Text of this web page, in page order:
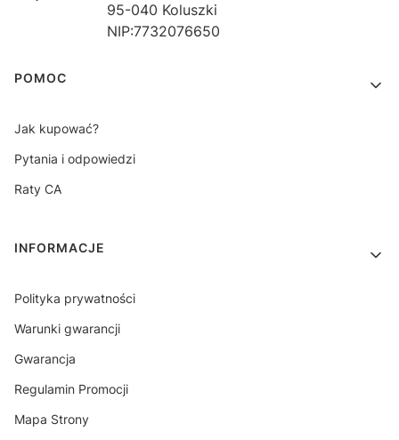
95-040 Koluszki
NIP:7732076650
Linki w stopce
POMOC
Jak kupować?
Pytania i odpowiedzi
Raty CA
INFORMACJE
Polityka prywatności
Warunki gwarancji
Gwarancja
Regulamin Promocji
Mapa Strony